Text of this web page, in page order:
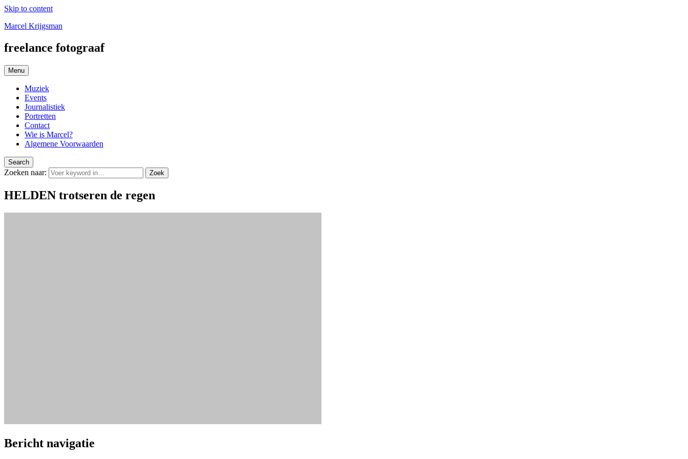
Skip to content
Marcel Krijgsman
freelance fotograaf
Menu
Muziek
Events
Journalistiek
Portretten
Contact
Wie is Marcel?
Algemene Voorwaarden
Search
Zoeken naar: Zoek
HELDEN trotseren de regen
Bericht navigatie